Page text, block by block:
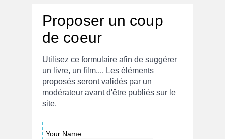
Proposer un coup
de coeur
Utilisez ce formulaire afin de suggérer
un livre, un film,... Les éléments
proposés seront validés par un
modérateur avant d'être publiés sur le
site.
Your Name